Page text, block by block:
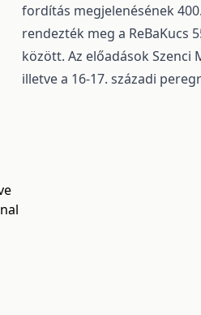
fordítás megjelenésének
rendezték meg a ReBaKucs
között. Az előadások Szenci
illetve a 16-17. századi